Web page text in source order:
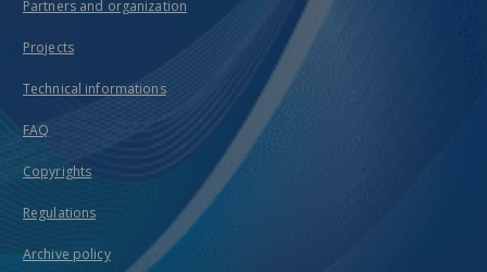
Partners and organization
Projects
Technical informations
FAQ
Copyrights
Regulations
Archive policy